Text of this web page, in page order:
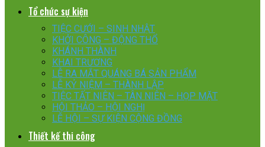
Tổ chức sự kiện
TIỆC CƯỚI – SINH NHẬT
KHỞI CÔNG – ĐỘNG THỔ
KHÁNH THÀNH
KHAI TRƯƠNG
LỄ RA MẮT QUÁNG BÁ SẢN PHẨM
LỄ KỶ NIỆM – THÀNH LẬP
TIỆC TẤT NIÊN – TÂN NIÊN – HỌP MẶT
HỘI THẢO – HỘI NGHỊ
LỄ HỘI – SỰ KIỆN CỘNG ĐỒNG
Thiết kế thi công